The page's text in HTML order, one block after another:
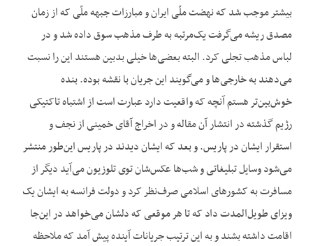
بیشتر موجب شد که نهضت ملّی ایران و مبارزات جبهه ملّی که از زمان
مصدق ریشه می‌گرفت یک‌مرتبه به طرف مذهب سوق داده شد و در
لباس مذهب تجلی کرد. البته بعضی‌ها خیلی بدبین هستند این را نسبت
می‌دهند به خارجی‌ها و می‌گویند این جریان با نقشه بوده. بنده
خوش‌بین‌تر هستم آنچه که واقعیت دارد عبارت است از اشتباه تاکتیکی
رژیم گذشته در انتشار آن مقاله و در اخراج آقای خمینی از نجف و
استقرار ایشان در پاریس. و بعد که ایشان دیدند در پاریس این‌طور منتشر
می‌شود وسایل تبلیغاتی و شب‌ها عکس‌شان توی تلوزیون می‌آید دیگر از
مسافرت به کشورهای اسلامی صرف‌نظر کرد و دولت فرانسه به ایشان یک
ویزای طویل‌المدت داد که تا هر موقعی که دلشان می‌خواهد در این‌جا
اقامت داشته بشند و به این ترتیب جریانات آینده پیش آمد که ملاحظه